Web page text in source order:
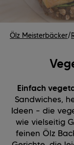
Ölz Meisterbäcker/
Einfach
Sandwiches,
Ideen – die
wie vielseitig
feinen Ölz